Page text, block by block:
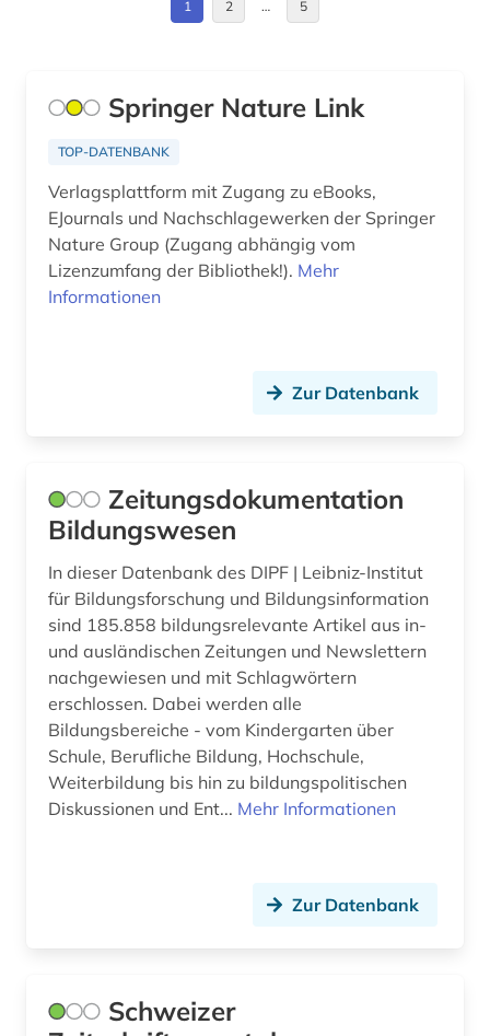
forschung (1)
frankreich (1)
geisteswissenschaften (2)
geographie (1)
geschichte 1600-1800 (1)
geschichte 1800-1929 (1)
geschichtsbild (2)
gesellschaft (1)
gesetzesrecht (1)
gesundheitswissenschaften (1)
governance (1)
hausbesetzung (1)
Tschechische Republik (1)
Tuerkei (1)
1 2 … 5
Springer Nature Link
TOP-DATENBANK
Verlagsplattform mit Zugang zu eBooks,
EJournals und Nachschlagewerken der Springer
Nature Group (Zugang abhängig vom
Lizenzumfang der Bibliothek!). Mehr
Informationen
Zur Datenbank
Zeitungsdokumentation
Bildungswesen
In dieser Datenbank des DIPF | Leibniz-Institut
für Bildungsforschung und Bildungsinformation
sind 185.858 bildungsrelevante Artikel aus in-
und ausländischen Zeitungen und Newslettern
nachgewiesen und mit Schlagwörtern
erschlossen. Dabei werden alle
Bildungsbereiche - vom Kindergarten über
Schule, Berufliche Bildung, Hochschule,
Weiterbildung bis hin zu bildungspolitischen
Diskussionen und Ent... Mehr Informationen
Zur Datenbank
Schweizer